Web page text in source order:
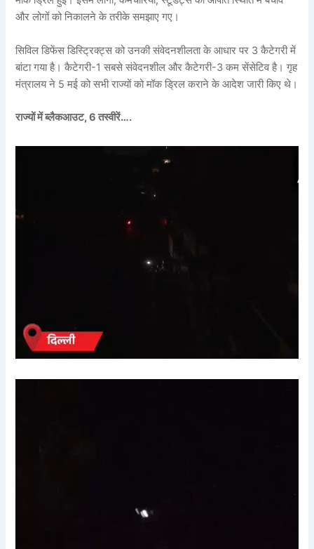
और लोगों को निकालने के तरीके समझाए गए।
सिविल डिफेंस डिस्ट्रिक्ट्स को उनकी संवेदनशीलता के आधार पर 3 कैटेगरी में
बांटा गया है। कैटेगरी-1 सबसे संवेदनशील और कैटेगरी-3 कम सेंसेटिव है। गृह
मंत्रालय ने 5 मई को सभी राज्यों को मॉक ड्रिल कराने के आदेश जारी किए थे।
राज्यों में ब्लैकआउट, 6 तस्वीरें….